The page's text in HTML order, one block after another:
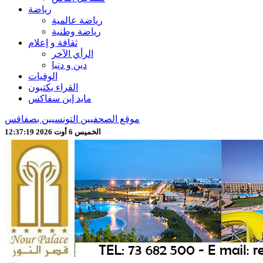
رياضة
رياضة عالمية
رياضة وطنية
ثقافة و إعلام
الرأي الآخر
دين و دنيا
الوفيات
القراء يكتبون
مايد إين سفاكس
موقع الصحفيين التونسيين بصفاقس
الخميس 6 أوت 2026 12:37:21